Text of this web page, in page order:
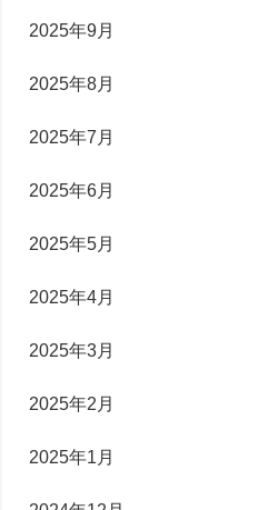
2025年9月
2025年8月
2025年7月
2025年6月
2025年5月
2025年4月
2025年3月
2025年2月
2025年1月